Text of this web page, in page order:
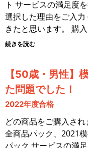
ト サービスの満足度
選択した理由をご入
きたと思います。 購
続きを読む
【50歳・男性】
た問題でした！
2022年度合格
どの商品をご購入さ
全商品パック、2021
パック サービスの満